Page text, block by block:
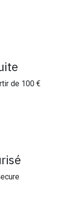
de 100 €